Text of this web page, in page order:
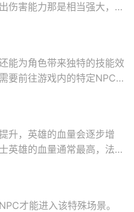
伤害能力那是相当强大，面
能为角色带来独特的技能效
要前往游戏内的特定NPC
升，英雄的血量会逐步增
英雄的血量通常最高，法师
才能进入该特殊场景。